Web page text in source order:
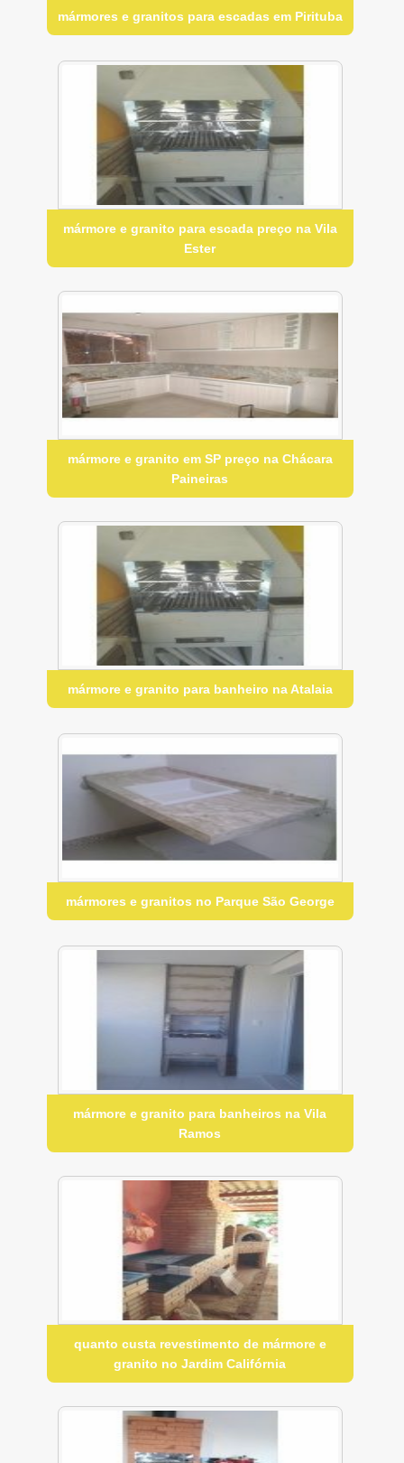
mármores e granitos para escadas em Pirituba
mármore e granito para escada preço na Vila
Ester
mármore e granito em SP preço na Chácara
Paineiras
mármore e granito para banheiro na Atalaia
mármores e granitos no Parque São George
mármore e granito para banheiros na Vila
Ramos
quanto custa revestimento de mármore e
granito no Jardim Califórnia